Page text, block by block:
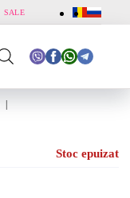
SALE
Stoc epuizat